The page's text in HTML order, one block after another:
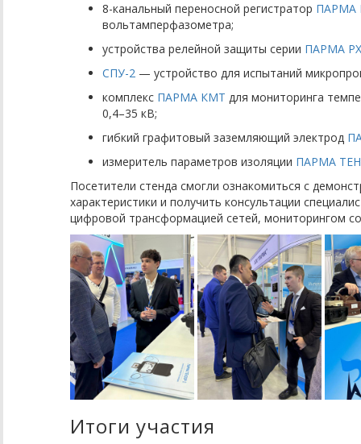
8-канальный переносной регистратор ПАРМА
вольтамперфазометра;
устройства релейной защиты серии ПАРМА
СПУ-2 — устройство для испытаний
комплекс ПАРМА КМТ для мониторинга
0,4–35 кВ;
гибкий графитовый заземляющий электрод
измеритель параметров изоляции ПАРМА
Посетители стенда смогли ознакомиться с
характеристики и получить консультации
цифровой трансформацией сетей, мониторингом
Итоги участия